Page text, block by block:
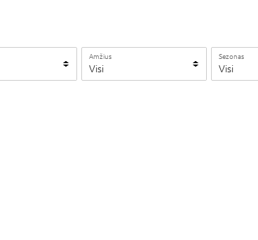
Amžius
Visi
Sezonas
Visi